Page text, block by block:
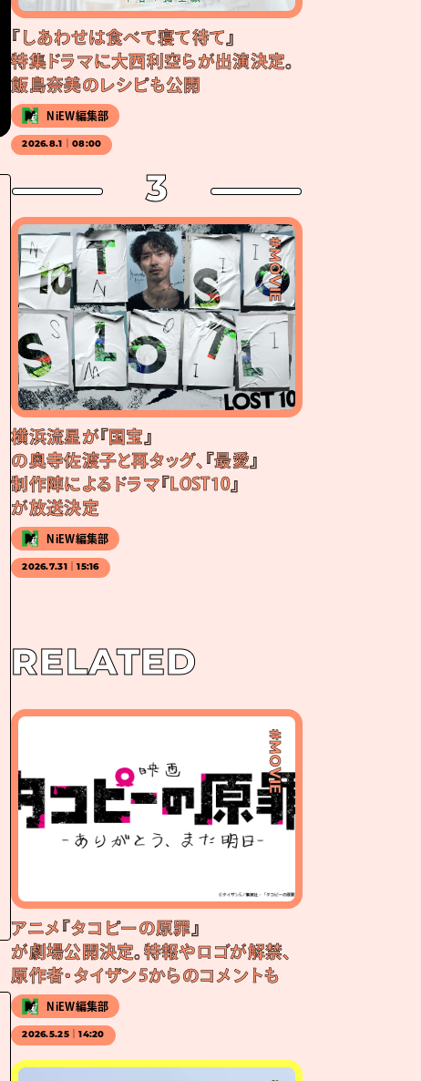
『しあわせは食べて寝て待て』
特集ドラマに大西利空らが出演決定。
飯島奈美のレシピも公開
NiEW編集部
2026.8.1｜08:00
3
#MOVIE
横浜流星が『国宝』
の奥寺佐渡子と再タッグ、『最愛』
制作陣によるドラマ『LOST10』
が放送決定
NiEW編集部
2026.7.31｜15:16
RELATED
#MOVIE
アニメ『タコピーの原罪』
が劇場公開決定。特報やロゴが解禁、
原作者・タイザン5からのコメントも
NiEW編集部
2026.5.25｜14:20